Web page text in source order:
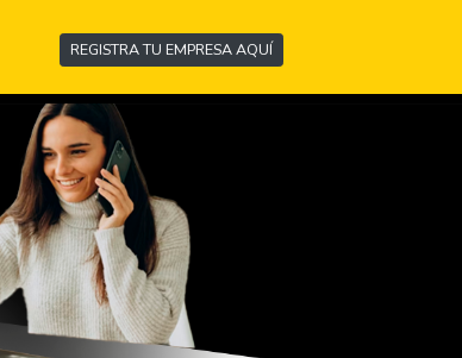
REGISTRA TU EMPRESA AQUÍ